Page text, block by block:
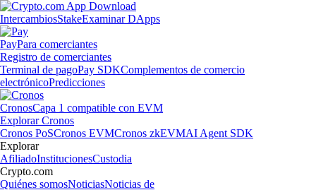
IntercambiosStakeExaminar DApps
PayPara comerciantes
Registro de comerciantes
Terminal de pagoPay SDKComplementos de comercio
electrónicoPredicciones
CronosCapa 1 compatible con EVM
Explorar Cronos
Cronos PoSCronos EVMCronos zkEVMAI Agent SDK
Explorar
AfiliadoInstitucionesCustodia
Crypto.com
Quiénes somosNoticiasNoticias de